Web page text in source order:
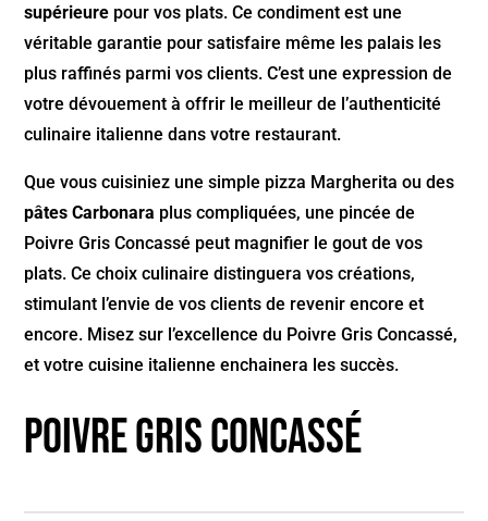
supérieure pour vos plats. Ce condiment est une
véritable garantie pour satisfaire même les palais les
plus raffinés parmi vos clients. C’est une expression de
votre dévouement à offrir le meilleur de l’authenticité
culinaire italienne dans votre restaurant.
Que vous cuisiniez une simple pizza Margherita ou des
pâtes Carbonara plus compliquées, une pincée de
Poivre Gris Concassé peut magnifier le gout de vos
plats. Ce choix culinaire distinguera vos créations,
stimulant l’envie de vos clients de revenir encore et
encore. Misez sur l’excellence du Poivre Gris Concassé,
et votre cuisine italienne enchainera les succès.
Poivre gris concassé